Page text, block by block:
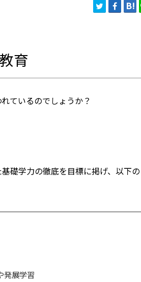
育
ているのでしょうか？
礎学力の徹底を目標に掲げ、以下の
発展学習